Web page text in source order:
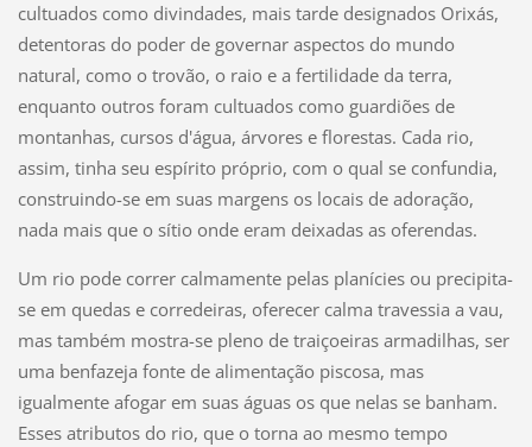
cultuados como divindades, mais tarde designados Orixás,
detentoras do poder de governar aspectos do mundo
natural, como o trovão, o raio e a fertilidade da terra,
enquanto outros foram cultuados como guardiões de
montanhas, cursos d'água, árvores e florestas. Cada rio,
assim, tinha seu espírito próprio, com o qual se confundia,
construindo-se em suas margens os locais de adoração,
nada mais que o sítio onde eram deixadas as oferendas.
Um rio pode correr calmamente pelas planícies ou precipita-
se em quedas e corredeiras, oferecer calma travessia a vau,
mas também mostra-se pleno de traiçoeiras armadilhas, ser
uma benfazeja fonte de alimentação piscosa, mas
igualmente afogar em suas águas os que nelas se banham.
Esses atributos do rio, que o torna ao mesmo tempo